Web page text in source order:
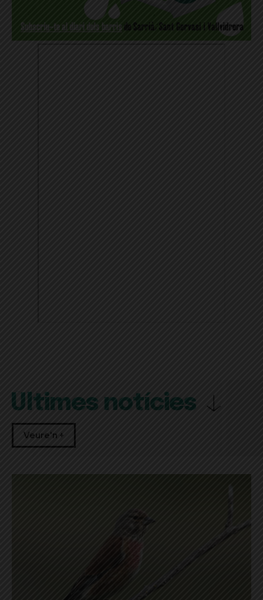
Últimes notícies
Veure'n +